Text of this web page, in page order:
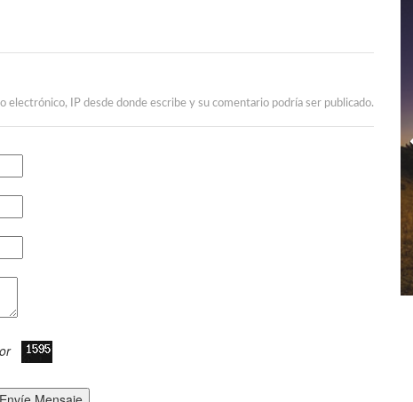
electrónico, IP desde donde escribe y su comentario podría ser publicado.